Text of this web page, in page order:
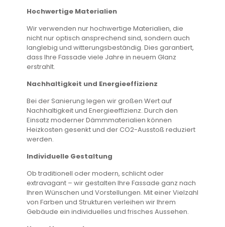
Hochwertige Materialien
Wir verwenden nur hochwertige Materialien, die
nicht nur optisch ansprechend sind, sondern auch
langlebig und witterungsbeständig. Dies garantiert,
dass Ihre Fassade viele Jahre in neuem Glanz
erstrahlt.
Nachhaltigkeit und Energieeffizienz
Bei der Sanierung legen wir großen Wert auf
Nachhaltigkeit und Energieeffizienz. Durch den
Einsatz moderner Dämmmaterialien können
Heizkosten gesenkt und der CO2-Ausstoß reduziert
werden.
Individuelle Gestaltung
Ob traditionell oder modern, schlicht oder
extravagant – wir gestalten Ihre Fassade ganz nach
Ihren Wünschen und Vorstellungen. Mit einer Vielzahl
von Farben und Strukturen verleihen wir Ihrem
Gebäude ein individuelles und frisches Aussehen.